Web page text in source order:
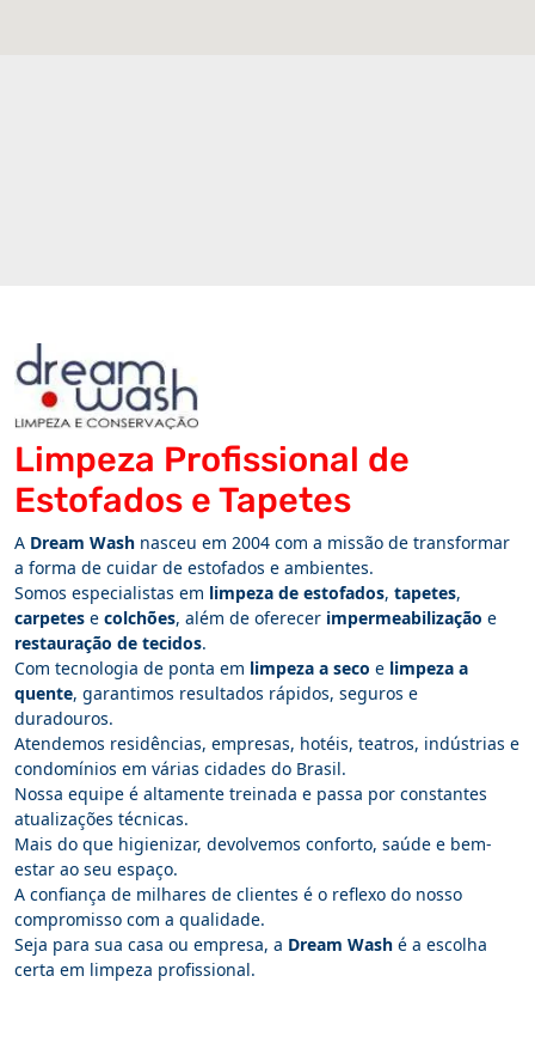
Limpeza Profissional de
Estofados e Tapetes
A Dream Wash nasceu em 2004 com a missão de transformar
a forma de cuidar de estofados e ambientes.
Somos especialistas em limpeza de estofados, tapetes,
carpetes e colchões, além de oferecer impermeabilização e
restauração de tecidos.
Com tecnologia de ponta em limpeza a seco e limpeza a
quente, garantimos resultados rápidos, seguros e
duradouros.
Atendemos residências, empresas, hotéis, teatros, indústrias e
condomínios em várias cidades do Brasil.
Nossa equipe é altamente treinada e passa por constantes
atualizações técnicas.
Mais do que higienizar, devolvemos conforto, saúde e bem-
estar ao seu espaço.
A confiança de milhares de clientes é o reflexo do nosso
compromisso com a qualidade.
Seja para sua casa ou empresa, a Dream Wash é a escolha
certa em limpeza profissional.